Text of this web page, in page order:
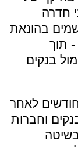
חדרה
50 וקטין בן 15, מואשמים בהונאת
- תוך
בנקים
לאחר
וחברות